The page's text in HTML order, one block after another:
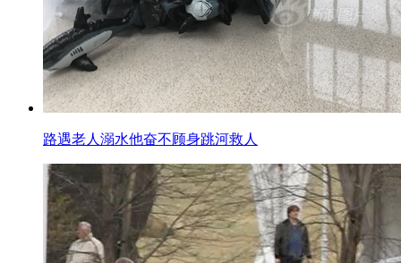
路遇老人溺水他奋不顾身跳河救人